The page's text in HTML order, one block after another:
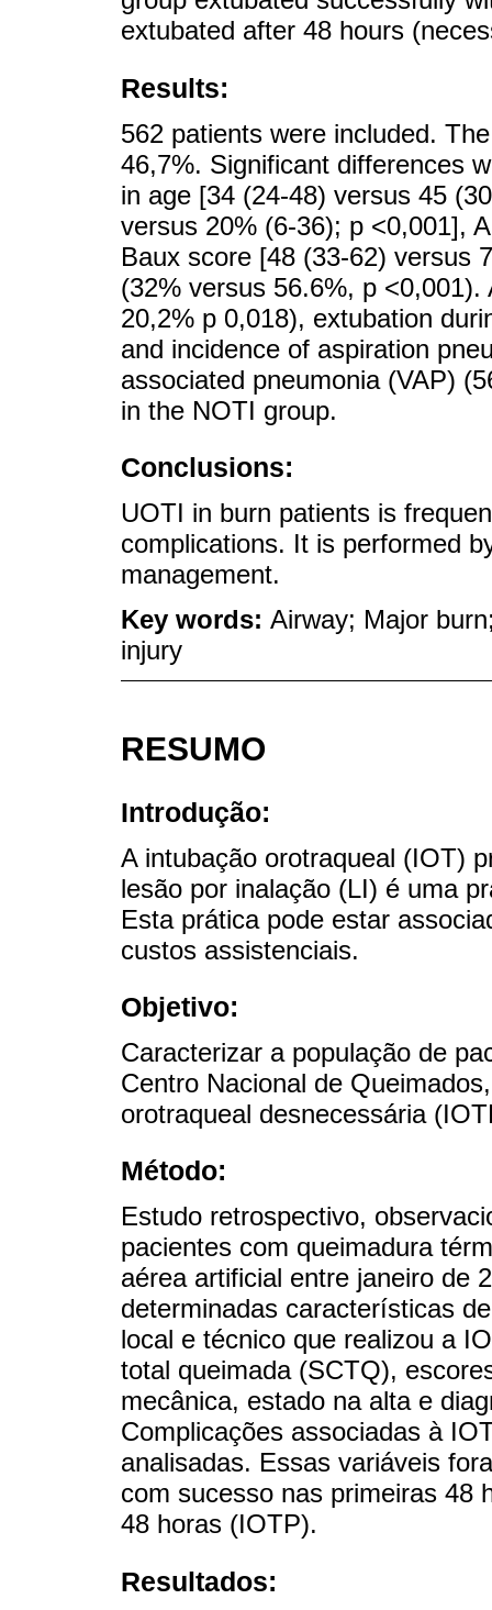
extubated after 48 hours
Results:
562 patients were included.
46,7%. Significant differences
in age [34 (24-48) versus 45
versus 20% (6-36); p <0,001],
Baux score [48 (33-62) versus
(32% versus 56.6%, p
20,2% p 0,018), extubation
and incidence of aspiration
associated pneumonia (VAP)
in the NOTI group.
Conclusions:
UOTI in burn patients is
complications. It is performed
management.
Key words: Airway; Major
injury
RESUMO
Introdução:
A intubação orotraqueal (IOT)
lesão por inalação (LI) é uma
Esta prática pode estar
custos assistenciais.
Objetivo:
Caracterizar a população de
Centro Nacional de
orotraqueal desnecessária
Método:
Estudo retrospectivo,
pacientes com queimadura
aérea artificial entre janeiro de
determinadas características
local e técnico que realizou a
total queimada (SCTQ),
mecânica, estado na alta e
Complicações associadas à
analisadas. Essas variáveis
com sucesso nas primeiras 48
48 horas (IOTP).
Resultados: